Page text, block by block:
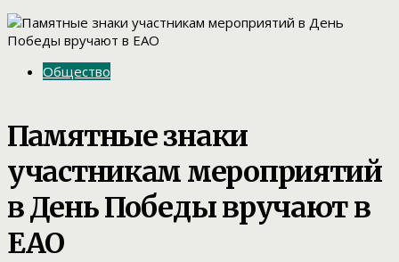
Общество
Памятные знаки
участникам мероприятий
в День Победы вручают в
ЕАО